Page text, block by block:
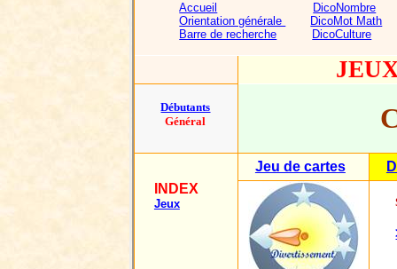
Accueil
DicoNombre
Orientation générale
DicoMot Math
Barre de recherche
DicoCulture
Débutants
Général
INDEX
Jeux
Jeu de cartes